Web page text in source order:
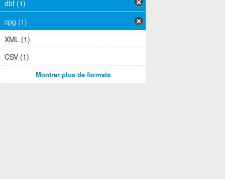
dbf (1)
cpg (1)
XML (1)
CSV (1)
Montrer plus de formats